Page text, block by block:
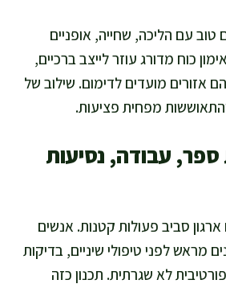
עם הליכה, שחייה, אופניים
כוח מדורג עוזר לייצב ברכיים,
אזורים מועדים לדימום. שילוב של
מפחית פציעות.
ספר, עבודה, נסיעות
ארגון סביב פעולות קטנות. אנשים
מראש לפני טיפולי שיניים, בדיקות
לא שגרתית. תכנון כזה